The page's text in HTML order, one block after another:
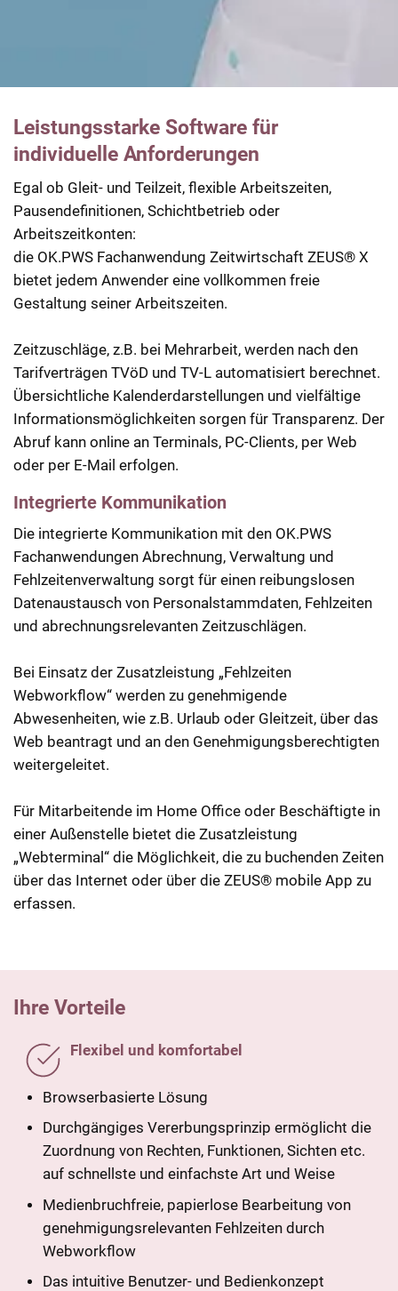
Leistungsstarke Software für
individuelle Anforderungen
Egal ob Gleit- und Teilzeit, flexible Arbeitszeiten,
Pausendefinitionen, Schichtbetrieb oder
Arbeitszeitkonten:
die OK.PWS Fachanwendung Zeitwirtschaft ZEUS® X
bietet jedem Anwender eine vollkommen freie
Gestaltung seiner Arbeitszeiten.
Zeitzuschläge, z.B. bei Mehrarbeit, werden nach den
Tarifverträgen TVöD und TV-L automatisiert berechnet.
Übersichtliche Kalenderdarstellungen und vielfältige
Informationsmöglichkeiten sorgen für Transparenz. Der
Abruf kann online an Terminals, PC-Clients, per Web
oder per E-Mail erfolgen.
Integrierte Kommunikation
Die integrierte Kommunikation mit den OK.PWS
Fachanwendungen Abrechnung, Verwaltung und
Fehlzeitenverwaltung sorgt für einen reibungslosen
Datenaustausch von Personalstammdaten, Fehlzeiten
und abrechnungsrelevanten Zeitzuschlägen.
Bei Einsatz der Zusatzleistung „Fehlzeiten
Webworkflow“ werden zu genehmigende
Abwesenheiten, wie z.B. Urlaub oder Gleitzeit, über das
Web beantragt und an den Genehmigungsberechtigten
weitergeleitet.
Für Mitarbeitende im Home Office oder Beschäftigte in
einer Außenstelle bietet die Zusatzleistung
„Webterminal“ die Möglichkeit, die zu buchenden Zeiten
über das Internet oder über die ZEUS® mobile App zu
erfassen.
Ihre Vorteile
Flexibel und komfortabel
Browserbasierte Lösung
Durchgängiges Vererbungsprinzip ermöglicht die
Zuordnung von Rechten, Funktionen, Sichten etc.
auf schnellste und einfachste Art und Weise
Medienbruchfreie, papierlose Bearbeitung von
genehmigungsrelevanten Fehlzeiten durch
Webworkflow
Das intuitive Benutzer- und Bedienkonzept